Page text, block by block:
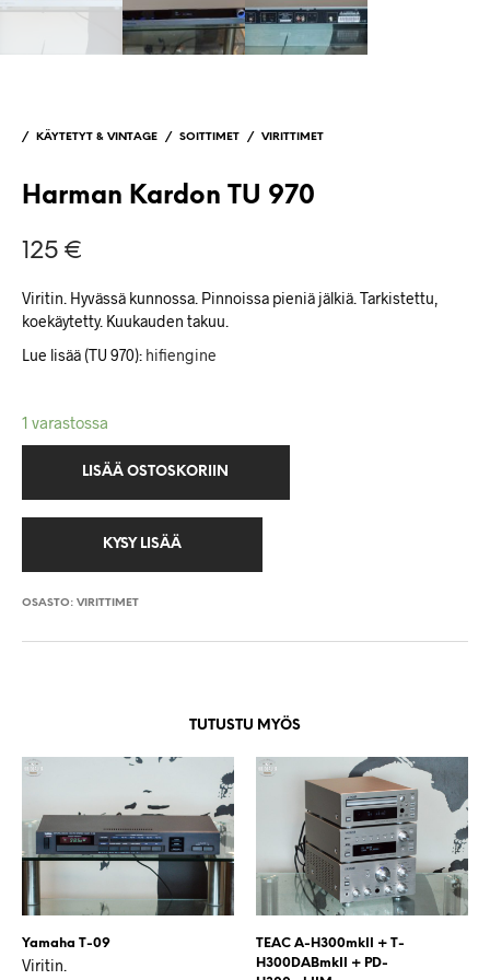
/ KÄYTETYT & VINTAGE / SOITTIMET / VIRITTIMET
Harman Kardon TU 970
125 €
Viritin. Hyvässä kunnossa. Pinnoissa pieniä jälkiä. Tarkistettu,
koekäytetty. Kuukauden takuu.
Lue lisää (TU 970): hifiengine
1 varastossa
LISÄÄ OSTOSKORIIN
OSASTO: VIRITTIMET
TUTUSTU MYÖS
Yamaha T-09
Viritin.
TEAC A-H300mkII + T-
H300DABmkII + PD-